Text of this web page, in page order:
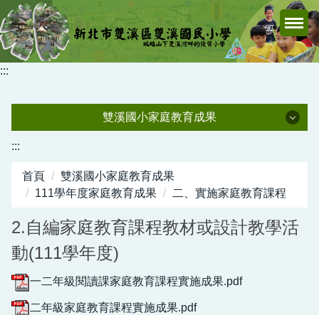
跳
到
主
要
:::
雙溪國小家庭教育成果
113學年度家庭教育成果
111學年度家庭教育成果
110學年度家庭教育成果
108學年度之前家庭教育成果
:::
首頁
雙溪國小家庭教育成果
111學年度家庭教育成果
二、實施家庭教育課程
2.自編家庭教育課程教材或設計教學活
動(111學年度)
一二年級閱讀課家庭教育課程實施成果.pdf
二年級家庭教育課程實施成果.pdf